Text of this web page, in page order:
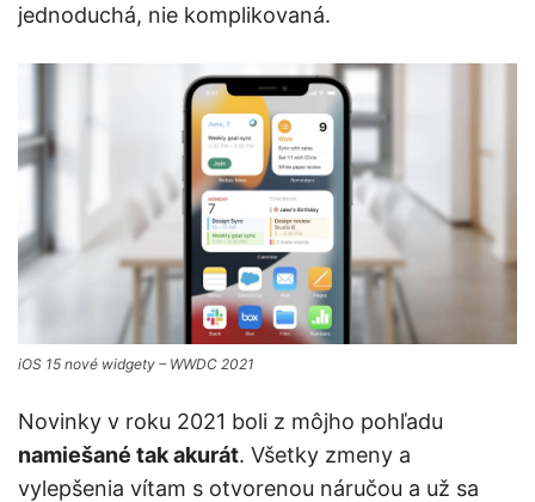
jednoduchá, nie komplikovaná.
iOS 15 nové widgety – WWDC 2021
Novinky v roku 2021 boli z môjho pohľadu
namiešané tak akurát. Všetky zmeny a
vylepšenia vítam s otvorenou náručou a už sa